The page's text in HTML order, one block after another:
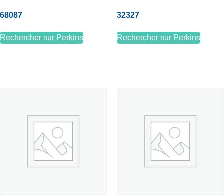
68087
Rechercher sur Perkins
32327
Rechercher sur Perkins